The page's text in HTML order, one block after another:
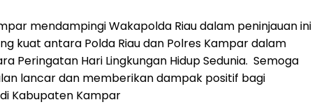
mendampingi Wakapolda Riau dalam peninjauan ini
kuat antara Polda Riau dan Polres Kampar dalam
Peringatan Hari Lingkungan Hidup Sedunia. Semoga
lancar dan memberikan dampak positif bagi
Kabupaten Kampar